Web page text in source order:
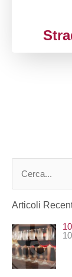
c
a
:
Articoli